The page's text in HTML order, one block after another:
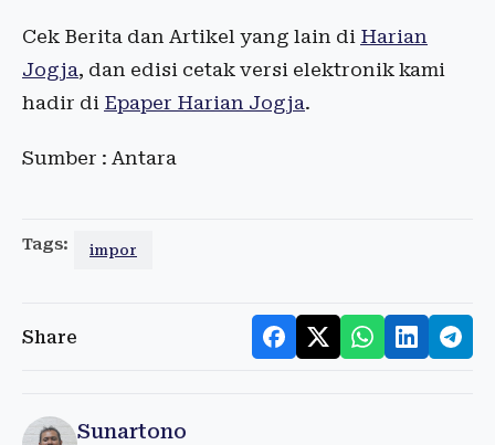
Cek Berita dan Artikel yang lain di Harian
Jogja, dan edisi cetak versi elektronik kami
hadir di Epaper Harian Jogja.
Sumber : Antara
Tags: impor
Share
Sunartono